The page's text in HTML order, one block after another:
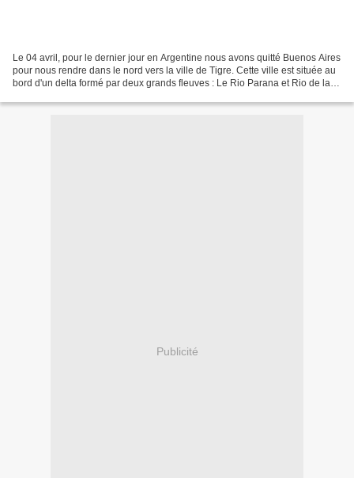
Le 04 avril, pour le dernier jour en Argentine nous avons quitté Buenos Aires
pour nous rendre dans le nord vers la ville de Tigre. Cette ville est située au
bord d'un delta formé par deux grands fleuves : Le Rio Parana et Rio de la
Publicité